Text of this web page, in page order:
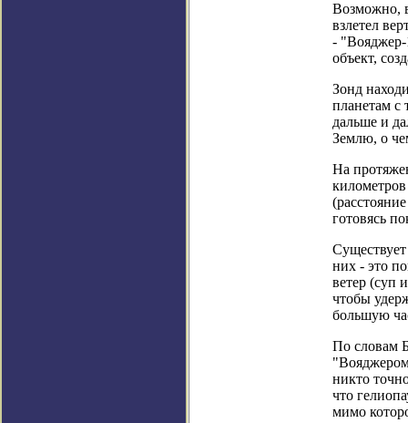
Возможно,
взлетел
- "Вояджер-
объект,
Зонд
планетам с
дальше и
Землю, о
На
готовясь
них - это
ветер (суп
чтобы
большую
По словам
никто
что
мимо